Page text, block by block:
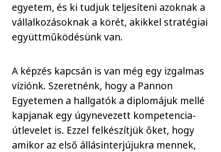
egyetem, és ki tudjuk teljesíteni azoknak a
vállalkozásoknak a körét, akikkel stratégiai
együttműködésünk van.
A képzés kapcsán is van még egy izgalmas
víziónk. Szeretnénk, hogy a Pannon
Egyetemen a hallgatók a diplomájuk mellé
kapjanak egy úgynevezett kompetencia-
útlevelet is. Ezzel felkészítjük őket, hogy
amikor az első állásinterjújukra mennek,